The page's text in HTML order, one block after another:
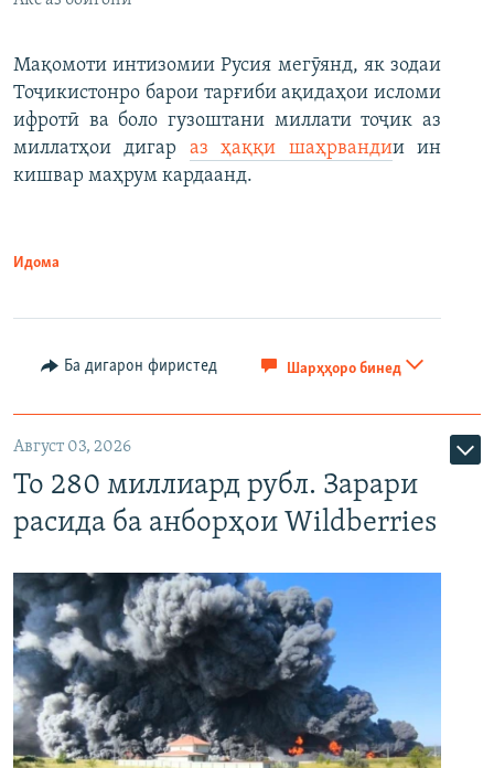
Мақомоти интизомии Русия мегӯянд, як зодаи
Тоҷикистонро барои тарғиби ақидаҳои исломи
ифротӣ ва боло гузоштани миллати тоҷик аз
миллатҳои дигар аз ҳаққи шаҳрвандии ин
кишвар маҳрум кардаанд.
Идома
Ба дигарон фиристед Шарҳҳоро бинед
Август 03, 2026
То 280 миллиард рубл. Зарари
расида ба анборҳои Wildberries